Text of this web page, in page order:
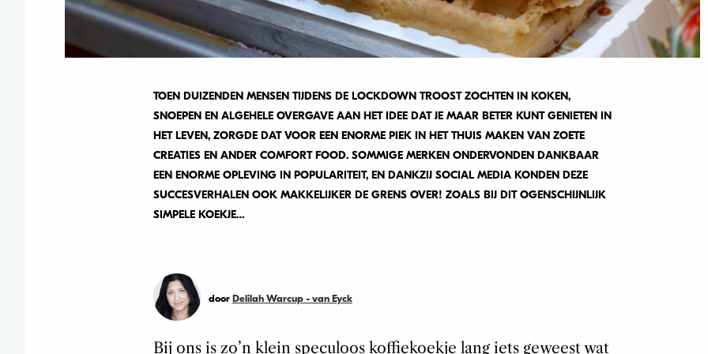
TOEN DUIZENDEN MENSEN TIJDENS DE LOCKDOWN TROOST ZOCHTEN IN KOKEN,
SNOEPEN EN ALGEHELE OVERGAVE AAN HET IDEE DAT JE MAAR BETER KUNT GENIETEN IN
HET LEVEN, ZORGDE DAT VOOR EEN ENORME PIEK IN HET THUIS MAKEN VAN ZOETE
CREATIES EN ANDER COMFORT FOOD. SOMMIGE MERKEN ONDERVONDEN DANKBAAR
EEN ENORME OPLEVING IN POPULARITEIT, EN DANKZIJ SOCIAL MEDIA KONDEN DEZE
SUCCESVERHALEN OOK MAKKELIJKER DE GRENS OVER! ZOALS BIJ DIT OGENSCHIJNLIJK
SIMPELE KOEKJE…
door Delilah Warcup - van Eyck
Bij ons is zo’n klein speculoos koffiekoekje lang iets geweest wat